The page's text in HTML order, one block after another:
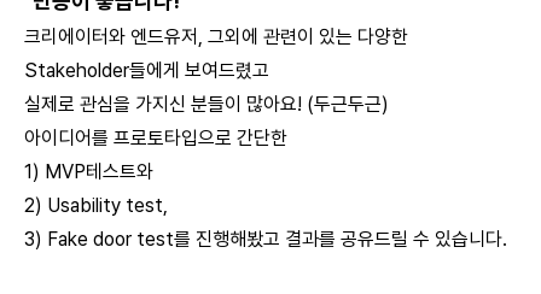
크리에이터와 엔드유저, 그외에 관련이 있는 다양한
Stakeholder들에게 보여드렸고
실제로 관심을 가지신 분들이 많아요! (두근두근)
아이디어를 프로토타입으로 간단한
1) MVP테스트와
2) Usability test,
3) Fake door test를 진행해봤고 결과를 공유드릴 수 있습니다.